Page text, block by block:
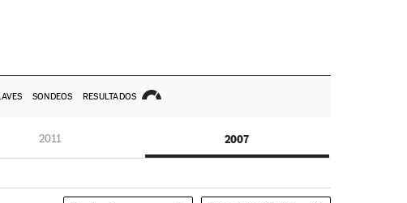
SONDEOS RESULTADOS
2011 2007